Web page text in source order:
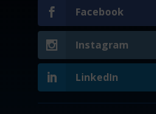
Facebook
Instagram
LinkedIn